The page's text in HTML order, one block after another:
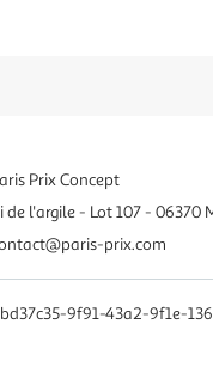
Prix Concept
de l'argile - Lot 107 - 06370
prix.com
9f91-43a2-9f1e-